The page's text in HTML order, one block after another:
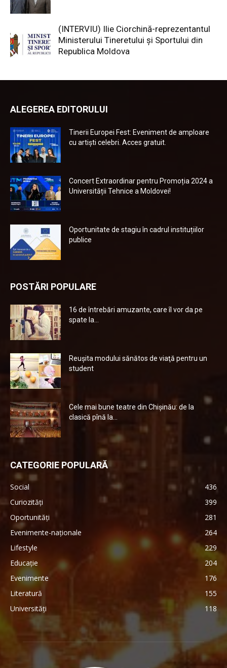
(INTERVIU) Ilie Ciorchină-reprezentantul
Ministerului Tineretului și Sportului din
Republica Moldova
ALEGEREA EDITORULUI
Tinerii Europei Fest: Eveniment de amploare
cu artiști celebri. Acces gratuit.
Concert Extraordinar pentru Promoția 2024 a
Universității Tehnice a Moldovei!
Oportunitate de stagiu în cadrul instituțiilor
publice
POSTĂRI POPULARE
16 de întrebări amuzante, care îl vor da pe
spate la...
Reuşita modului sănătos de viaţă pentru un
student
Cele mai bune teatre din Chişinău: de la
clasică pînă la...
CATEGORIE POPULARĂ
Social
436
Curiozități
399
Oportunități
281
Evenimente-naționale
264
Lifestyle
229
Educație
204
Evenimente
176
Literatură
155
Universități
118